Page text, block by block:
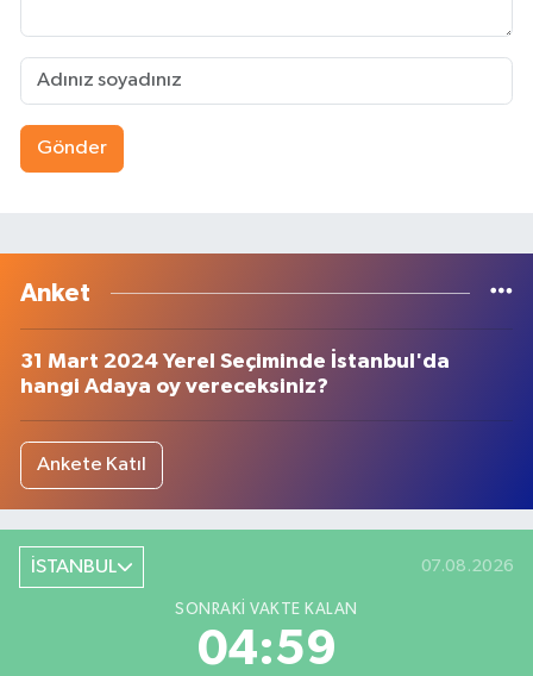
Gönder
Anket
31 Mart 2024 Yerel Seçiminde İstanbul'da
hangi Adaya oy vereceksiniz?
Ankete Katıl
İSTANBUL 07.08.2026
SONRAKI VAKTE KALAN
04:58